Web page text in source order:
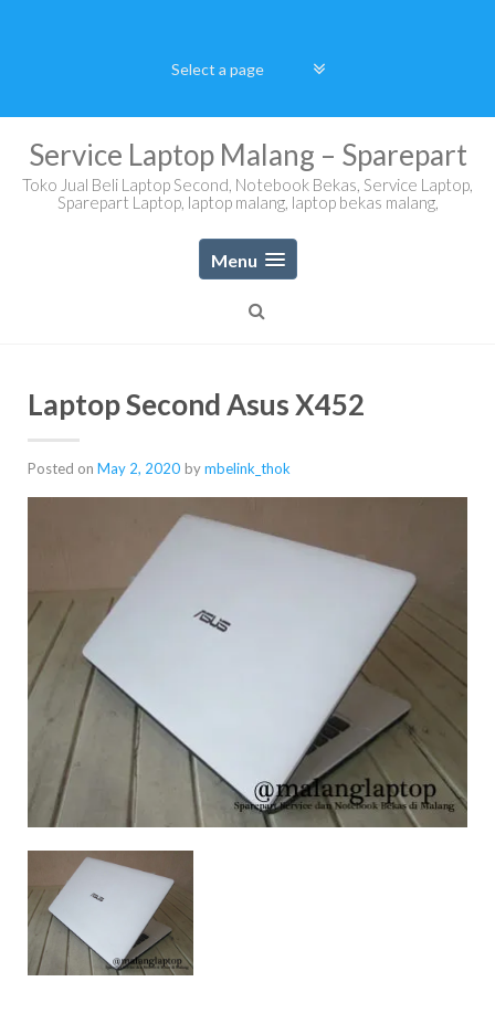
Service Laptop Malang – Sparepart
Toko Jual Beli Laptop Second, Notebook Bekas, Service Laptop,
Sparepart Laptop, laptop malang, laptop bekas malang,
Menu
Laptop Second Asus X452
Posted on May 2, 2020 bymbelink_thok